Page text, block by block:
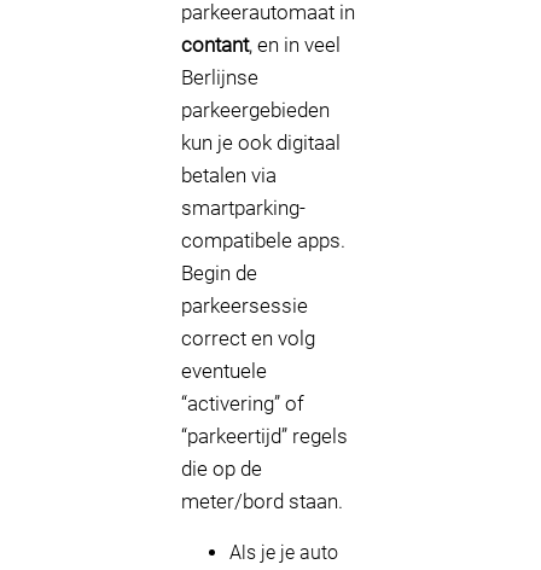
parkeerautomaat in
contant, en in veel
Berlijnse
parkeergebieden
kun je ook digitaal
betalen via
smartparking-
compatibele apps.
Begin de
parkeersessie
correct en volg
eventuele
“activering” of
“parkeertijd” regels
die op de
meter/bord staan.
Als je je auto